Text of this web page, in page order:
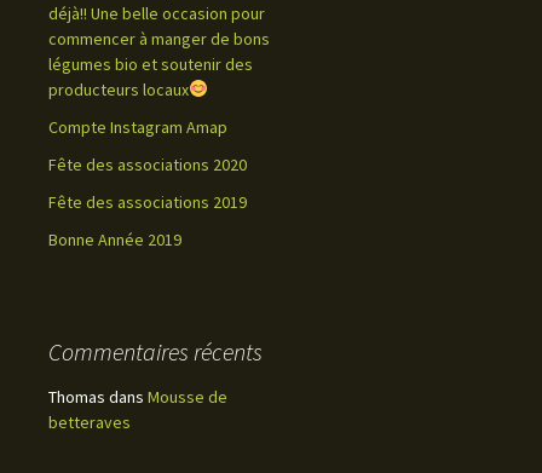
déjà!! Une belle occasion pour
commencer à manger de bons
légumes bio et soutenir des
producteurs locaux
Compte Instagram Amap
Fête des associations 2020
Fête des associations 2019
Bonne Année 2019
Commentaires récents
Thomas dans Mousse de
betteraves